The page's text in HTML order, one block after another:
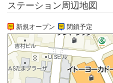
ステーション周辺地図
新規オープン 閉鎖予定